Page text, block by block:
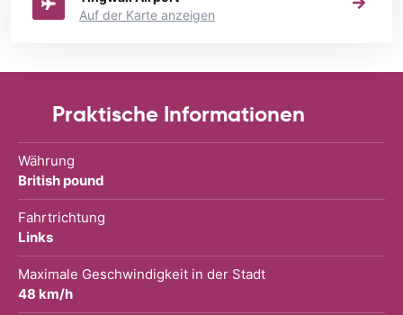
Auf der Karte anzeigen
Praktische Informationen
Währung
British pound
Fahrtrichtung
Links
Maximale Geschwindigkeit in der Stadt
48 km/h